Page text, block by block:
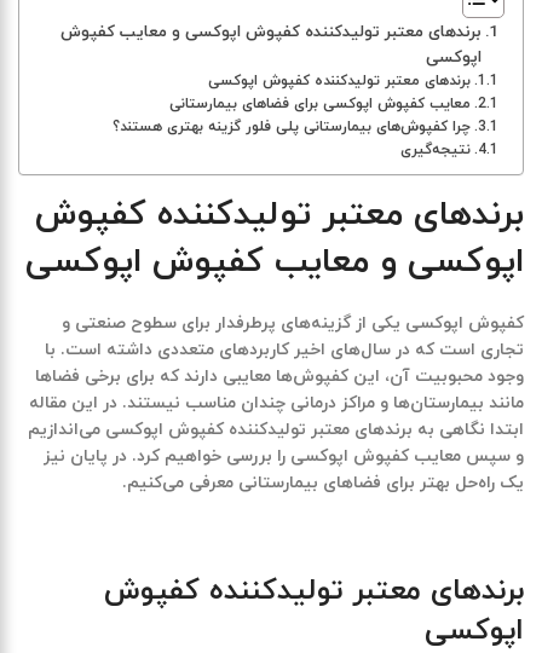
برندهای معتبر تولیدکننده کفپوش اپوکسی و معایب کفپوش
اپوکسی
برندهای معتبر تولیدکننده کفپوش اپوکسی
معایب کفپوش اپوکسی برای فضاهای بیمارستانی
چرا کفپوش‌های بیمارستانی پلی فلور گزینه بهتری هستند؟
نتیجه‌گیری
برندهای معتبر تولیدکننده کفپوش
اپوکسی و معایب کفپوش اپوکسی
کفپوش اپوکسی یکی از گزینه‌های پرطرفدار برای سطوح صنعتی و
تجاری است که در سال‌های اخیر کاربردهای متعددی داشته است. با
وجود محبوبیت آن، این کفپوش‌ها معایبی دارند که برای برخی فضاها
مانند بیمارستان‌ها و مراکز درمانی چندان مناسب نیستند. در این مقاله
ابتدا نگاهی به برندهای معتبر تولیدکننده کفپوش اپوکسی می‌اندازیم
و سپس معایب کفپوش اپوکسی را بررسی خواهیم کرد. در پایان نیز
یک راه‌حل بهتر برای فضاهای بیمارستانی معرفی می‌کنیم.
برندهای معتبر تولیدکننده کفپوش
اپوکسی